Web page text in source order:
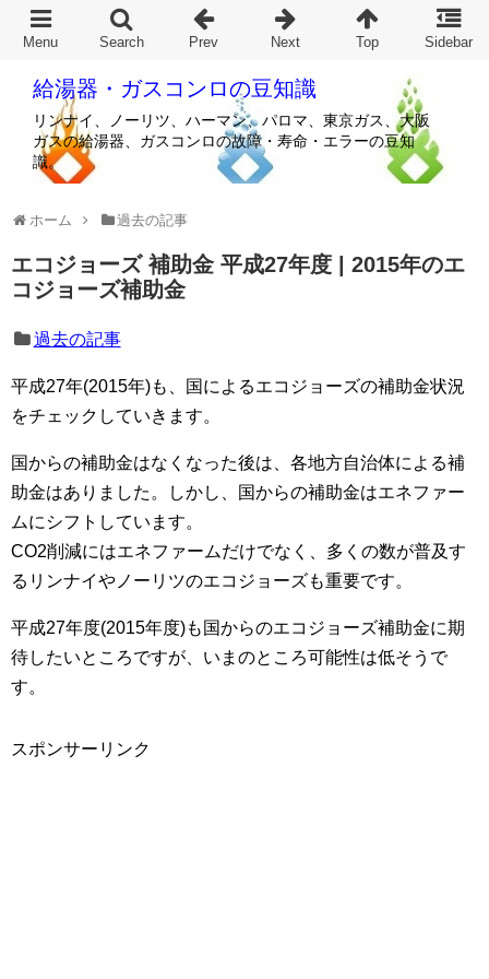
給湯器・ガスコンロの豆知識
リンナイ、ノーリツ、ハーマン、パロマ、東京ガス、大阪
ガスの給湯器、ガスコンロの故障・寿命・エラーの豆知
識。
ホーム 過去の記事
エコジョーズ 補助金 平成27年度 | 2015年のエ
コジョーズ補助金
過去の記事
平成27年(2015年)も、国によるエコジョーズの補助金状況
をチェックしていきます。
国からの補助金はなくなった後は、各地方自治体による補
助金はありました。しかし、国からの補助金はエネファー
ムにシフトしています。
CO2削減にはエネファームだけでなく、多くの数が普及す
るリンナイやノーリツのエコジョーズも重要です。
平成27年度(2015年度)も国からのエコジョーズ補助金に期
待したいところですが、いまのところ可能性は低そうで
す。
スポンサーリンク